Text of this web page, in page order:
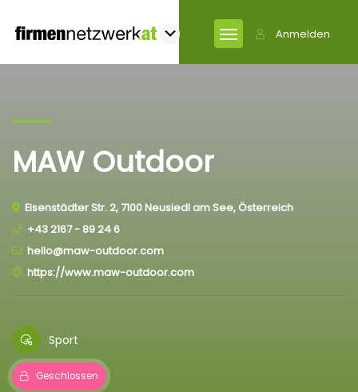
Anmelden
MAW Outdoor
Eisenstädter Str. 2, 7100 Neusiedl am See, Österreich
+43 2167 - 89 24 6
hello@maw-outdoor.com
https://www.maw-outdoor.com
Sport
Geschlossen